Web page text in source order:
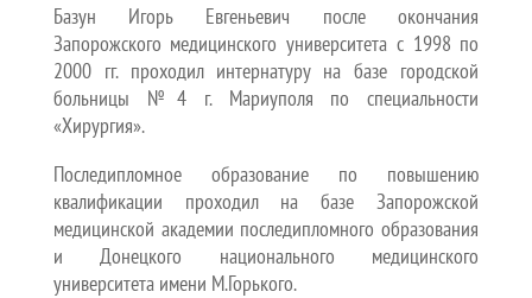
Базун Игорь Евгеньевич после окончания
Запорожского медицинского университета с 1998 по
2000 гг. проходил интернатуру на базе городской
больницы №4 г. Мариуполя по специальности
«Хирургия».
Последипломное образование по повышению
квалификации проходил на базе Запорожской
медицинской академии последипломного образования
и Донецкого национального медицинского
университета имени М.Горького.